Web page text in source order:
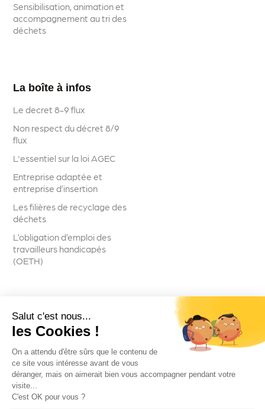
Sensibilisation, animation et
accompagnement au tri des
déchets
La boîte à infos
Le decret 8-9 flux
Non respect du décret 8/9
flux
L'essentiel sur la loi AGEC
Entreprise adaptée et
entreprise d’insertion
Les filières de recyclage des
déchets
L’obligation d’emploi des
travailleurs handicapés
(OETH)
Suivez-nous
Voir toutes les actualités
Salut c'est nous...
les Cookies !
On a attendu d'être sûrs que le contenu de
ce site vous intéresse avant de vous
déranger, mais on aimerait bien vous accompagner pendant votre
visite...
C'est OK pour vous ?